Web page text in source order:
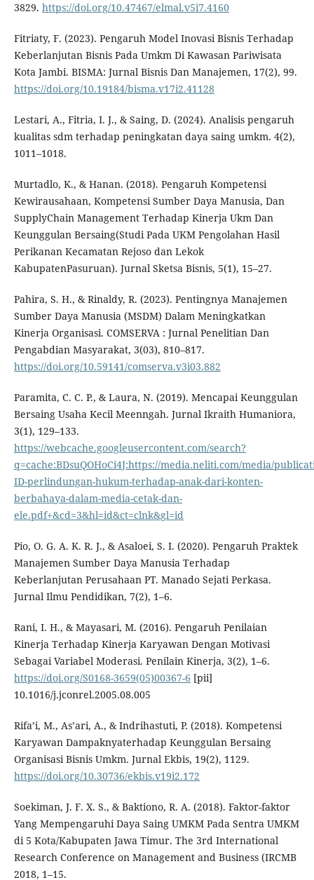
3829. https://doi.org/10.47467/elmal.v5i7.4160
Fitriaty, F. (2023). Pengaruh Model Inovasi Bisnis Terhadap
Keberlanjutan Bisnis Pada Umkm Di Kawasan Pariwisata
Kota Jambi. BISMA: Jurnal Bisnis Dan Manajemen, 17(2), 99.
https://doi.org/10.19184/bisma.v17i2.41128
Lestari, A., Fitria, I. J., & Saing, D. (2024). Analisis pengaruh
kualitas sdm terhadap peningkatan daya saing umkm. 4(2),
1011–1018.
Murtadlo, K., & Hanan. (2018). Pengaruh Kompetensi
Kewirausahaan, Kompetensi Sumber Daya Manusia, Dan
SupplyChain Management Terhadap Kinerja Ukm Dan
Keunggulan Bersaing(Studi Pada UKM Pengolahan Hasil
Perikanan Kecamatan Rejoso dan Lekok
KabupatenPasuruan). Jurnal Sketsa Bisnis, 5(1), 15–27.
Pahira, S. H., & Rinaldy, R. (2023). Pentingnya Manajemen
Sumber Daya Manusia (MSDM) Dalam Meningkatkan
Kinerja Organisasi. COMSERVA : Jurnal Penelitian Dan
Pengabdian Masyarakat, 3(03), 810–817.
https://doi.org/10.59141/comserva.v3i03.882
Paramita, C. C. P., & Laura, N. (2019). Mencapai Keunggulan
Bersaing Usaha Kecil Meenngah. Jurnal Ikraith Humaniora,
3(1), 129–133.
https://webcache.googleusercontent.com/search?
q=cache:BDsuQOHoCi4J:https://media.neliti.com/media/
ID-perlindungan-hukum-terhadap-anak-dari-konten-
berbahaya-dalam-media-cetak-dan-
ele.pdf+&cd=3&hl=id&ct=clnk&gl=id
Pio, O. G. A. K. R. J., & Asaloei, S. I. (2020). Pengaruh Praktek
Manajemen Sumber Daya Manusia Terhadap
Keberlanjutan Perusahaan PT. Manado Sejati Perkasa.
Jurnal Ilmu Pendidikan, 7(2), 1–6.
Rani, I. H., & Mayasari, M. (2016). Pengaruh Penilaian
Kinerja Terhadap Kinerja Karyawan Dengan Motivasi
Sebagai Variabel Moderasi. Penilain Kinerja, 3(2), 1–6.
https://doi.org/S0168-3659(05)00367-6 [pii]
10.1016/j.jconrel.2005.08.005
Rifa’i, M., As’ari, A., & Indrihastuti, P. (2018). Kompetensi
Karyawan Dampaknyaterhadap Keunggulan Bersaing
Organisasi Bisnis Umkm. Jurnal Ekbis, 19(2), 1129.
https://doi.org/10.30736/ekbis.v19i2.172
Soekiman, J. F. X. S., & Baktiono, R. A. (2018). Faktor-faktor
Yang Mempengaruhi Daya Saing UMKM Pada Sentra UMKM
di 5 Kota/Kabupaten Jawa Timur. The 3rd International
Research Conference on Management and Business (IRCMB
2018, 1–15.